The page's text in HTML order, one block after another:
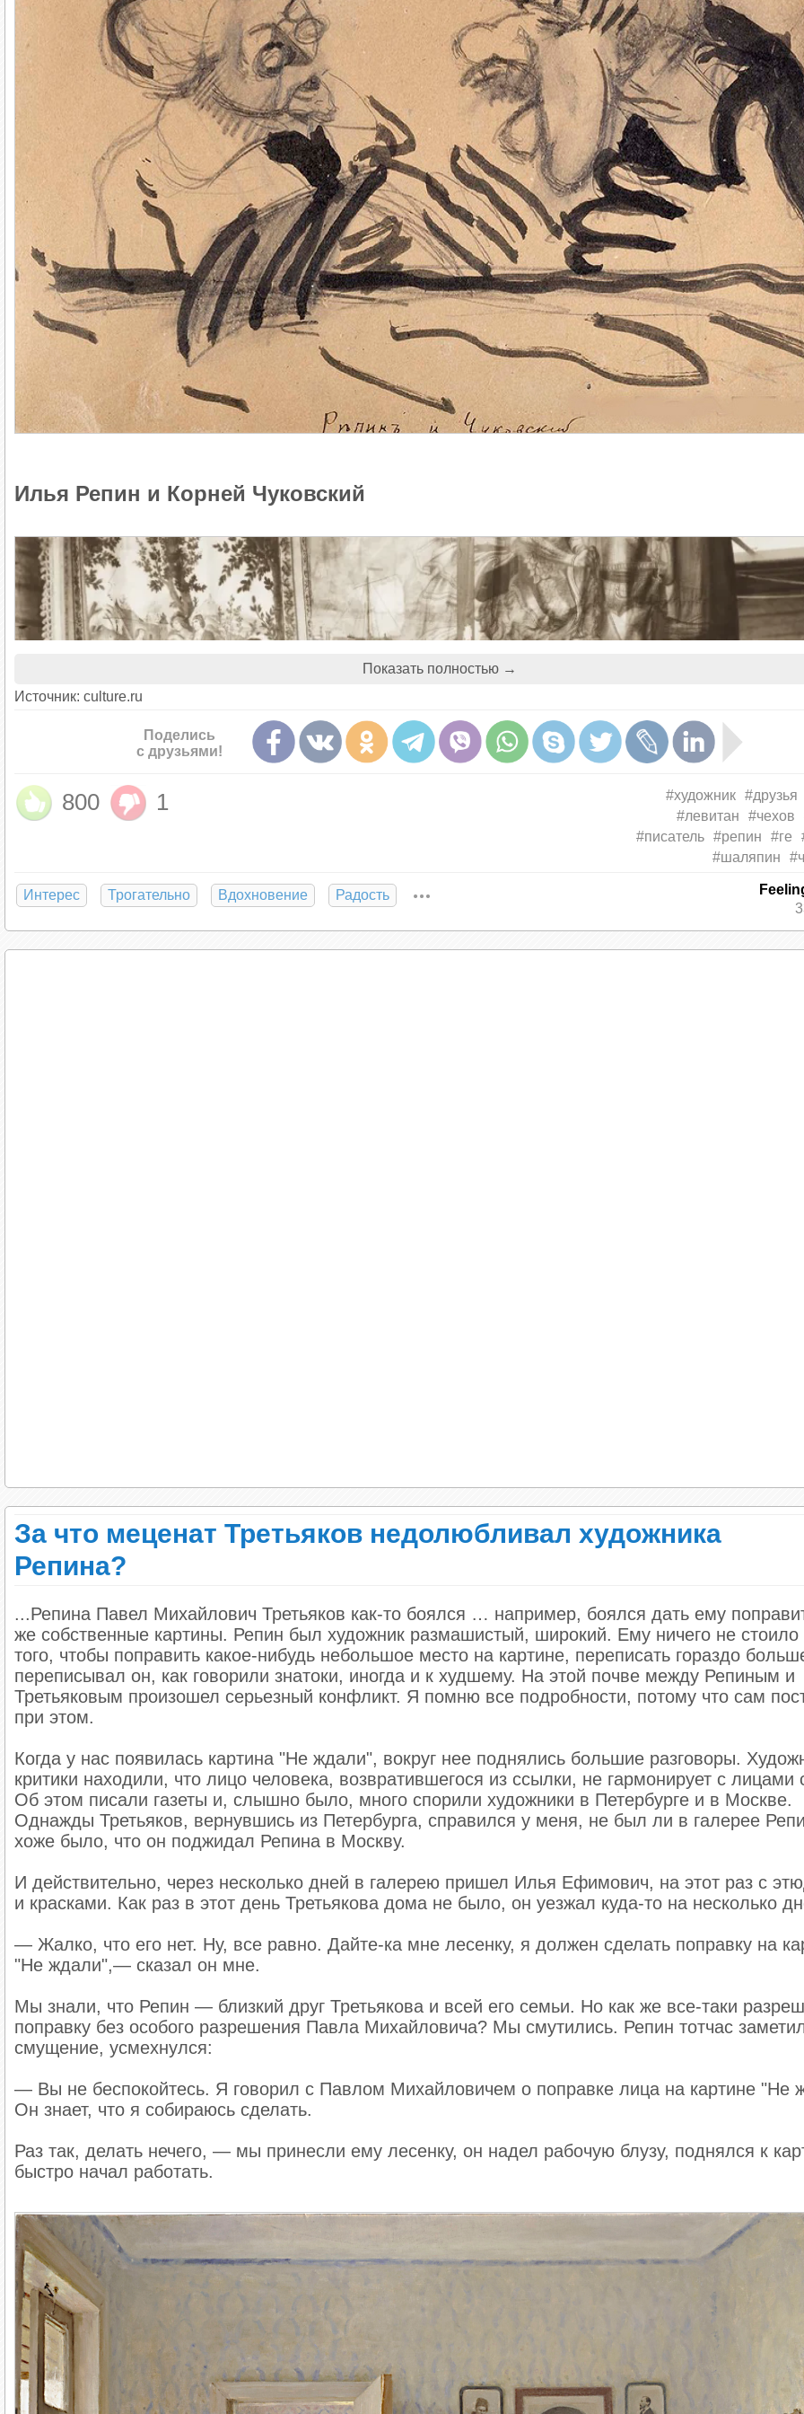
Илья Репин и Корней Чуковский
Показать полностью →
Источник: culture.ru
Поделись
с друзьями!
800 1 #художник #друзья
#левитан
#чехов
#писатель
#репин #ге
#шаляпин
Интерес Трогательно Вдохновение Радость
За что меценат Третьяков недолюбливал художника
Репина?
...Ре­пина Павел Михайлович Третьяков как-то боялся … например, боялся дать ему
же собственные картины. Репин был художник размашистый, широкий. Ему ничего не стоило
того, чтобы поправить какое-нибудь небольшое место на картине, переписать гораздо
переписывал он, как говорили знатоки, иногда и к худшему. На этой почве между Репиным и
Третьяковым произошел серьезный конфликт. Я помню все подробности, потому что сам
при этом.
Когда у нас появилась картина "Не ждали", вокруг нее поднялись большие разговоры.
критики находили, что лицо человека, воз­вратившегося из ссылки, не гармонирует с лицами
Об этом писали газеты и, слышно было, много спорили художники в Петербурге и в Москве.
Однажды Третьяков, вернувшись из Петербурга, справился у меня, не был ли в галерее
хоже было, что он поджидал Репина в Москву.
И действительно, через несколько дней в гале­рею пришел Илья Ефимович, на этот раз с
и красками. Как раз в этот день Третья­кова дома не было, он уезжал куда-то на несколько
— Жалко, что его нет. Ну, все равно. Дайте-ка мне лесенку, я должен сделать поправку на
"Не ждали",— сказал он мне.
Мы знали, что Репин — близкий друг Третьякова и всей его семьи. Но как же все-таки
поправку без особого разрешения Павла Михайло­вича? Мы смутились. Репин тотчас
смущение, усмехнулся:
— Вы не беспокойтесь. Я говорил с Павлом Михайловичем о поправке лица на картине "Не
Он знает, что я собираюсь сделать.
Раз так, делать нечего, — мы принесли ему ле­сенку, он надел рабочую блузу, поднялся к
быстро начал работать.